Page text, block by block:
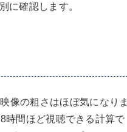
に確認します。
像の粗さはほぼ気になりま
時間ほど視聴できる計算で